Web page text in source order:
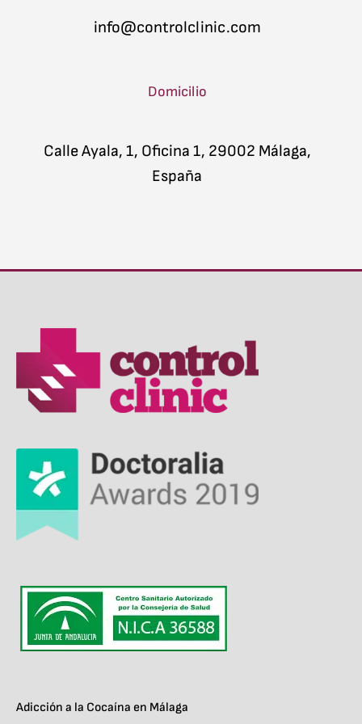
info@controlclinic.com
Domicilio
Calle Ayala, 1, Oficina 1, 29002 Málaga,
España
Adicción a la Cocaína en Málaga